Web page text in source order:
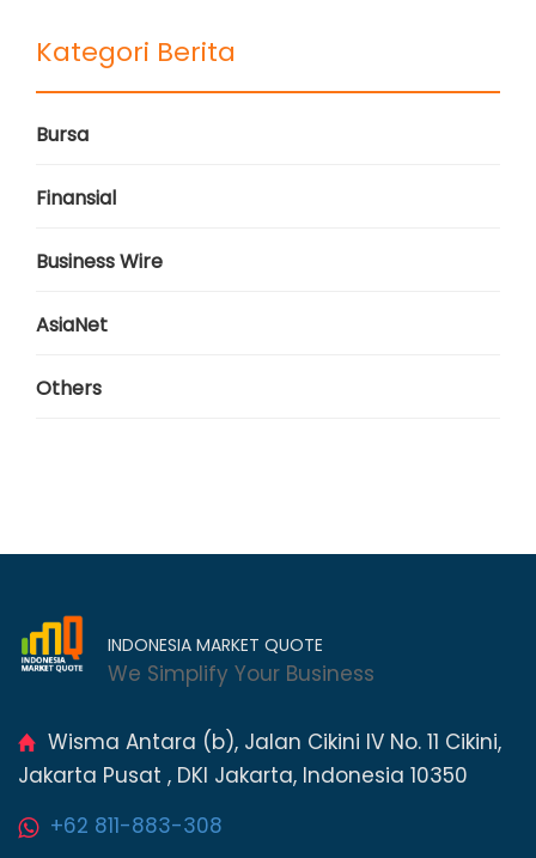
Kategori Berita
Bursa
Finansial
Business Wire
AsiaNet
Others
INDONESIA MARKET QUOTE
We Simplify Your Business
Wisma Antara (b), Jalan Cikini IV No. 11 Cikini,
Jakarta Pusat , DKI Jakarta, Indonesia 10350
+62 811-883-308